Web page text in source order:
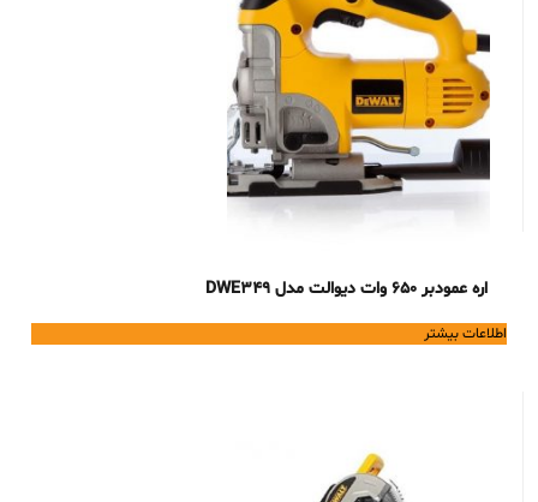
اره عمودبر 650 وات دیوالت مدل DWE349
اطلاعات بیشتر